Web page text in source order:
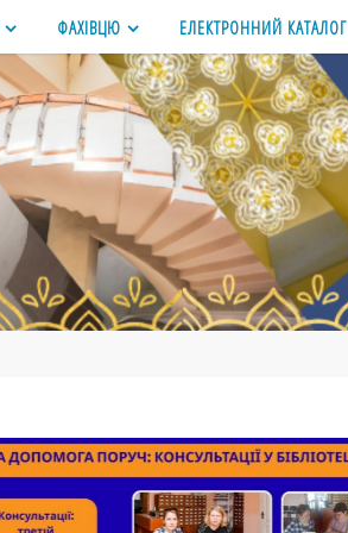
ФАХІВЦЮ ЕЛЕКТРОННИЙ КАТАЛОГ